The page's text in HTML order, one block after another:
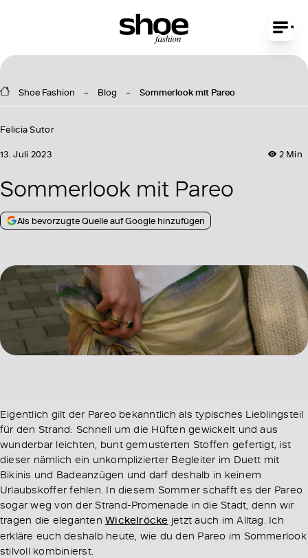
Shoe Fashion Blog Sommerlook mit Pareo
Felicia Sutor
2 Min
13. Juli 2023
Sommerlook mit Pareo
Als bevorzugte Quelle auf Google hinzufügen
Eigentlich gilt der Pareo bekanntlich als typisches Lieblingsteil
für den Strand: Schnell um die Hüften gewickelt und aus
wunderbar leichten, bunt gemusterten Stoffen gefertigt, ist
dieser nämlich ein unkomplizierter Begleiter im Duett mit
Bikinis und Badeanzügen und darf deshalb in keinem
Urlaubskoffer fehlen. In diesem Sommer schafft es der Pareo
sogar weg von der Strand-Promenade in die Stadt, denn wir
tragen die elegantenWickelröcke jetzt auch im Alltag. Ich
erkläre euch deshalb heute, wie du den Pareo im Sommerlook
stilvoll kombinierst.